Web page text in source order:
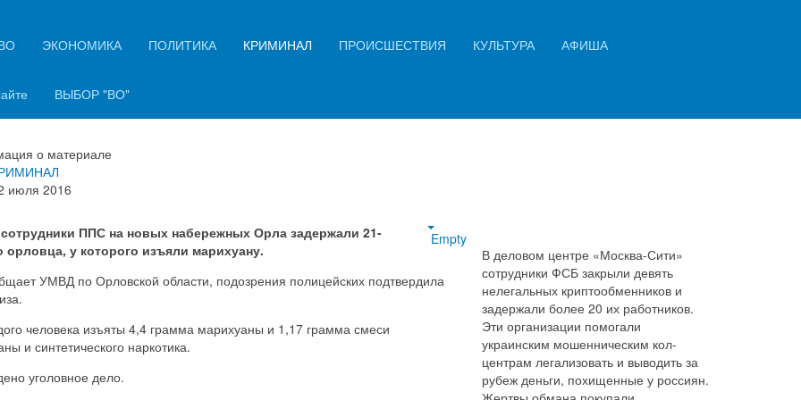
ЭКОНОМИКА ПОЛИТИКА КРИМИНАЛ ПРОИСШЕСТВИЯ КУЛЬТУРА АФИША
ВЫБОР "ВО"
на набережной задержан
человек с наркотиками
о материале
июля 2016
Empty
ППС на новых набережных Орла задержали 21-
орловца, у которого изъяли марихуану.
УМВД по Орловской области, подозрения полицейских подтвердила
человека изъяты 4,4 грамма марихуаны и 1,17 грамма смеси
и синтетического наркотика.
уголовное дело.
В деловом центре «Москва-Сити»
сотрудники ФСБ закрыли девять
нелегальных криптообменников и
задержали более 20 их работников.
Эти организации помогали
украинским мошенническим кол-
центрам легализовать и выводить за
рубеж деньги, похищенные у россиян.